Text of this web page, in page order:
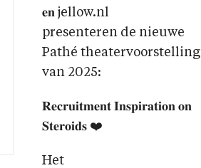
𝐞𝐧 jellow.nl
presenteren de nieuwe
Pathé theatervoorstelling
van 2025:
𝐑𝐞𝐜𝐫𝐮𝐢𝐭𝐦𝐞𝐧𝐭 𝐈𝐧𝐬𝐩𝐢𝐫𝐚𝐭𝐢𝐨𝐧 𝐨𝐧
𝐒𝐭𝐞𝐫𝐨𝐢𝐝𝐬 ❤️
Het